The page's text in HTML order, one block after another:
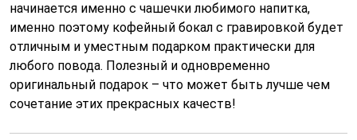
начинается именно с чашечки любимого напитка,
именно поэтому кофейный бокал с гравировкой будет
отличным и уместным подарком практически для
любого повода. Полезный и одновременно
оригинальный подарок – что может быть лучше чем
сочетание этих прекрасных качеств!